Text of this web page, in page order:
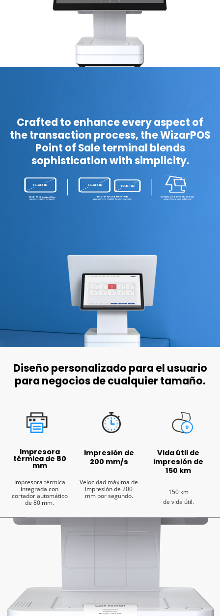
Crafted to enhance every aspect of
the transaction process, the WizarPOS
Point of Sale terminal blends
sophistication with simplicity.
Diseño personalizado para el usuario
para negocios de cualquier tamaño.
Impresora
térmica de 80
mm
Impresora térmica
integrada con
cortador automático
de 80 mm.
Impresión de
200 mm/s
Velocidad máxima de
impresión de 200
mm por segundo.
Vida útil de
impresión de
150 km
150 km
de vida útil.